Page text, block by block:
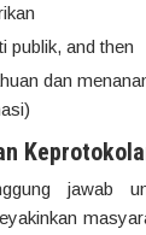
publik, and then
dan
jawab